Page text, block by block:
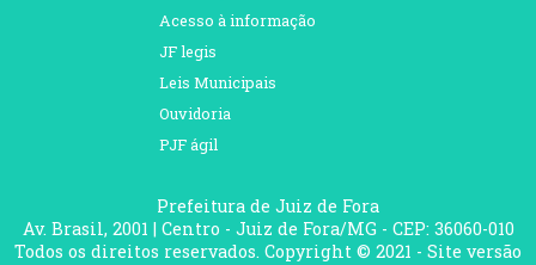
Acesso à informação
JF legis
Leis Municipais
Ouvidoria
PJF ágil
Prefeitura de Juiz de Fora
Av. Brasil, 2001 | Centro - Juiz de Fora/MG - CEP: 36060-010
Todos os direitos reservados. Copyright © 2021 - Site versão